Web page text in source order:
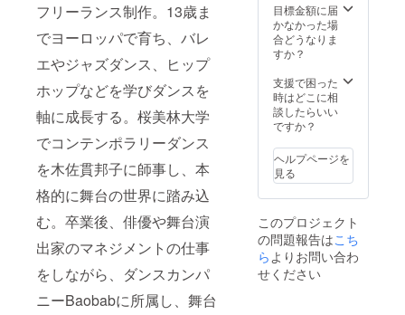
フリーランス制作。13歳ま
でヨーロッパで育ち、バレ
エやジャズダンス、ヒップ
ホップなどを学びダンスを
軸に成長する。桜美林大学
でコンテンポラリーダンス
を木佐貫邦子に師事し、本
格的に舞台の世界に踏み込
む。卒業後、俳優や舞台演
出家のマネジメントの仕事
をしながら、ダンスカンパ
ニーBaobabに所属し、舞台
目標金額に届
かなかった場
合どうなりま
すか？
支援で困った
時はどこに相
談したらいい
ですか？
ヘルプページを
見る
このプロジェクト
の問題報告はこち
ら よりお問い合わ
せください